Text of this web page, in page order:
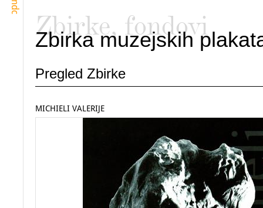
mdc
Zbirke, fondovi
Zbirka muzejskih
Pregled Zbirke
MICHIELI VALERIJE